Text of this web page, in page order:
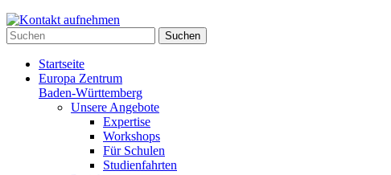
Suchen
Startseite
Europa Zentrum
Baden-Württemberg
Unsere Angebote
Expertise
Workshops
Für Schulen
Studienfahrten